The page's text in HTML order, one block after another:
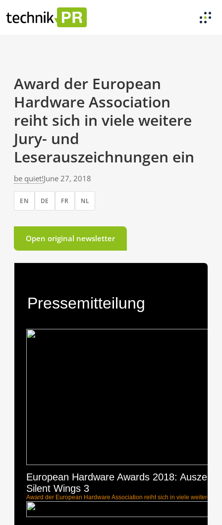
Award der European
Hardware Association
reiht sich in viele weitere
Jury- und
Leserauszeichnungen ein
be quiet!June 27, 2018
EN DE FR NL
Open original newsletter